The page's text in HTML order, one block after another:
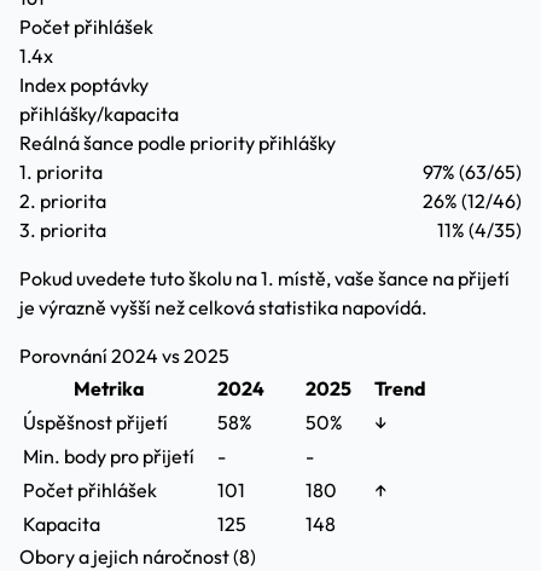
Počet přihlášek
1.4x
Index poptávky
přihlášky/kapacita
Reálná šance podle priority přihlášky
1. priorita
97% (63/65)
2. priorita
26% (12/46)
3. priorita
11% (4/35)
Pokud uvedete tuto školu na 1. místě, vaše šance na přijetí
je výrazně vyšší než celková statistika napovídá.
Porovnání 2024 vs 2025
Metrika
2024 2025
Trend
Úspěšnost přijetí
58% 50%
↓
Min. body pro přijetí
-
-
Počet přihlášek
101 180
↑
Kapacita
125
148
Obory a jejich náročnost (8)